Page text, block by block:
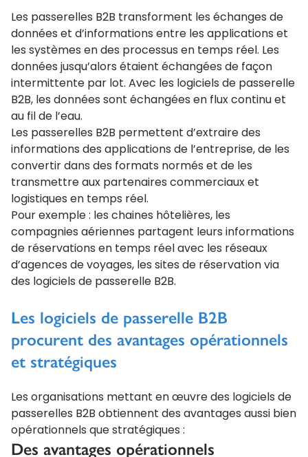
Les passerelles B2B transforment les échanges de
données et d’informations entre les applications et
les systèmes en des processus en temps réel. Les
données jusqu’alors étaient échangées de façon
intermittente par lot. Avec les logiciels de passerelle
B2B, les données sont échangées en flux continu et
au fil de l’eau.
Les passerelles B2B permettent d’extraire des
informations des applications de l’entreprise, de les
convertir dans des formats normés et de les
transmettre aux partenaires commerciaux et
logistiques en temps réel.
Pour exemple : les chaines hôtelières, les
compagnies aériennes partagent leurs informations
de réservations en temps réel avec les réseaux
d’agences de voyages, les sites de réservation via
des logiciels de passerelle B2B.
Les logiciels de passerelle B2B
procurent des avantages opérationnels
et stratégiques
Les organisations mettant en œuvre des logiciels de
passerelles B2B obtiennent des avantages aussi bien
opérationnels que stratégiques :
Des avantages opérationnels